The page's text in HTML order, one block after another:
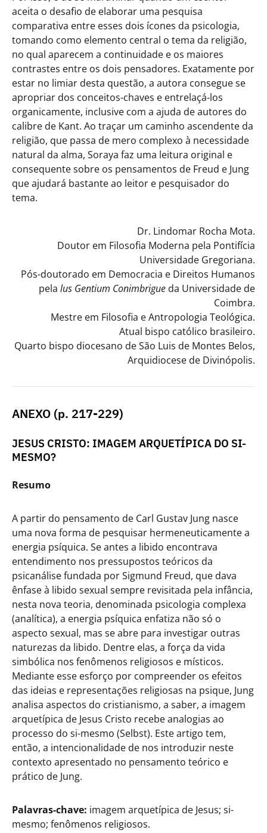
aceita o desafio de elaborar uma pesquisa
comparativa entre esses dois ícones da psicologia,
tomando como elemento central o tema da religião,
no qual aparecem a continuidade e os maiores
contrastes entre os dois pensadores. Exatamente por
estar no limiar desta questão, a autora consegue se
apropriar dos conceitos-chaves e entrelaçá-los
organicamente, inclusive com a ajuda de autores do
calibre de Kant. Ao traçar um caminho ascendente da
religião, que passa de mero complexo à necessidade
natural da alma, Soraya faz uma leitura original e
consequente sobre os pensamentos de Freud e Jung
que ajudará bastante ao leitor e pesquisador do
tema.
Dr. Lindomar Rocha Mota.
Doutor em Filosofia Moderna pela Pontifícia
Universidade Gregoriana.
Pós-doutorado em Democracia e Direitos Humanos
pela lus Gentium Conimbrigue da Universidade de
Coimbra.
Mestre em Filosofia e Antropologia Teológica.
Atual bispo católico brasileiro.
Quarto bispo diocesano de São Luis de Montes Belos,
Arquidiocese de Divinópolis.
ANEXO (p. 217-229)
JESUS CRISTO: IMAGEM ARQUETÍPICA DO SI-
MESMO?
Resumo
A partir do pensamento de Carl Gustav Jung nasce
uma nova forma de pesquisar hermeneuticamente a
energia psíquica. Se antes a libido encontrava
entendimento nos pressupostos teóricos da
psicanálise fundada por Sigmund Freud, que dava
ênfase à libido sexual sempre revisitada pela infância,
nesta nova teoria, denominada psicologia complexa
(analítica), a energia psíquica enfatiza não só o
aspecto sexual, mas se abre para investigar outras
naturezas da libido. Dentre elas, a força da vida
simbólica nos fenômenos religiosos e místicos.
Mediante esse esforço por compreender os efeitos
das ideias e representações religiosas na psique, Jung
analisa aspectos do cristianismo, a saber, a imagem
arquetípica de Jesus Cristo recebe analogias ao
processo do si-mesmo (Selbst). Este artigo tem,
então, a intencionalidade de nos introduzir neste
contexto apresentado no pensamento teórico e
prático de Jung.
Palavras-chave: imagem arquetípica de Jesus; si-
mesmo; fenômenos religiosos.